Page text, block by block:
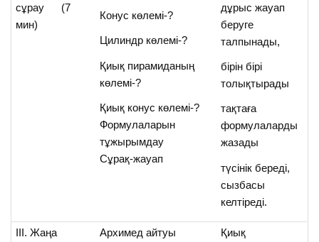
сұрау (7
мин)
Конус көлемі-?
Цилиндр көлемі-?
Қиық пирамиданың
көлемі-?
Қиық конус көлемі-?
Формулаларын
тұжырымдау
Сұрақ-жауап
дұрыс жауап
беруге
талпынады,
бірін бірі
толықтырады
тақтаға
формулаларды
жазады
түсінік береді,
сызбасы
келтіреді.
ІІІ. Жаңа
Архимед айтуы
Қиық